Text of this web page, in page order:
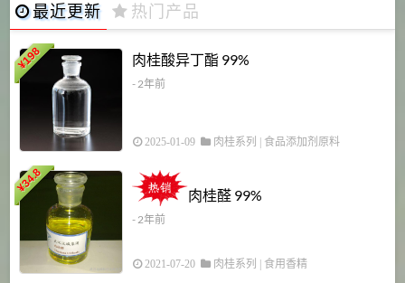
最近更新 热门产品
¥
198 肉桂酸异丁酯 99%
- 2年前
2025-01-09 肉桂系列 食品添加剂原料
¥
34.8
肉桂醛 99%
- 2年前
2021-07-20 肉桂系列 食用香精